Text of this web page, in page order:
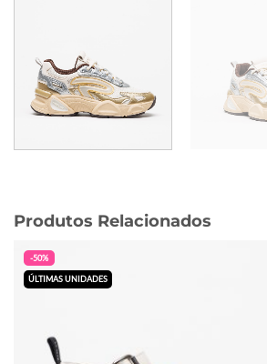
Produtos Relacionados
-50%
ÚLTIMAS UNIDADES